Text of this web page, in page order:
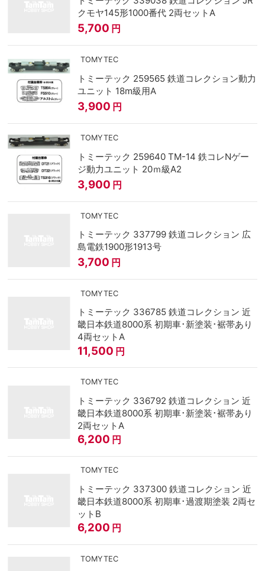
クモヤ145形1000番代 2両セットA
5,700 円
TOMYTEC
トミーテック 259565 鉄道コレクション動力
ユニット 18m級用A
3,900 円
TOMYTEC
トミーテック 259640 TM-14 鉄コレNゲー
ジ動力ユニット 20ｍ級A2
3,900 円
TOMYTEC
トミーテック 337799 鉄道コレクション 広
島電鉄1900形1913号
3,700 円
TOMYTEC
トミーテック 336785 鉄道コレクション 近
畿日本鉄道8000系 初期車･新塗装･裾帯あり
4両セットA
11,500 円
TOMYTEC
トミーテック 336792 鉄道コレクション 近
畿日本鉄道8000系 初期車･新塗装･裾帯あり
2両セットA
6,200 円
TOMYTEC
トミーテック 337300 鉄道コレクション 近
畿日本鉄道8000系 初期車･過渡期塗装 2両セ
ットB
6,200 円
TOMYTEC